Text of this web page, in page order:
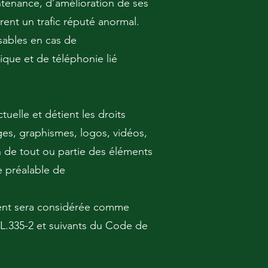
d’amélioration de ses
un trafic réputé anormal.
en cas de
et de téléphonie lié
et détient les droits
graphismes, logos, vidéos,
tout ou partie des éléments
préalable de
sera considérée comme
2 et suivants du Code de